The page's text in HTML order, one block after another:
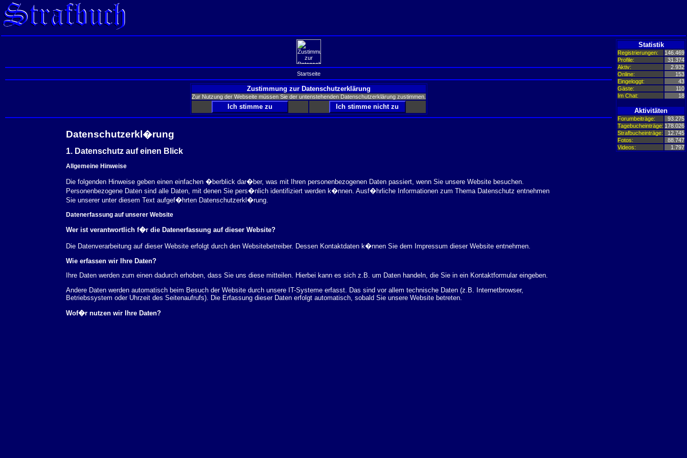
Startseite
Zustimmung zur Datenschutzerklärung
Zur Nutzung der Webseite müssen Sie der untenstehenden Datenschutzerklärung zustimmen.
Datenschutzerkl�rung
1. Datenschutz auf einen Blick
Allgemeine Hinweise
Die folgenden Hinweise geben einen einfachen �berblick dar�ber, was mit Ihren personenbezogenen Daten passiert, wenn Sie unsere Website besuchen.
Personenbezogene Daten sind alle Daten, mit denen Sie pers�nlich identifiziert werden k�nnen. Ausf�hrliche Informationen zum Thema Datenschutz entnehmen
Sie unserer unter diesem Text aufgef�hrten Datenschutzerkl�rung.
Datenerfassung auf unserer Website
Wer ist verantwortlich f�r die Datenerfassung auf dieser Website?
Die Datenverarbeitung auf dieser Website erfolgt durch den Websitebetreiber. Dessen Kontaktdaten k�nnen Sie dem Impressum dieser Website entnehmen.
Wie erfassen wir Ihre Daten?
Ihre Daten werden zum einen dadurch erhoben, dass Sie uns diese mitteilen. Hierbei kann es sich z.B. um Daten handeln, die Sie in ein Kontaktformular eingeben.
Andere Daten werden automatisch beim Besuch der Website durch unsere IT-Systeme erfasst. Das sind vor allem technische Daten (z.B. Internetbrowser,
Betriebssystem oder Uhrzeit des Seitenaufrufs). Die Erfassung dieser Daten erfolgt automatisch, sobald Sie unsere Website betreten.
Wof�r nutzen wir Ihre Daten?
Statistik
Registrierungen:
146.469
Profile:
31.374
Aktiv:
2.932
Online:
153
Eingeloggt:
43
Gäste:
110
Im Chat:
18
Aktivitäten
Forumbeiträge:
93.275
Tagebucheinträge: 178.026
Strafbucheinträge:
12.745
Fotos:
88.747
Videos:
1.797